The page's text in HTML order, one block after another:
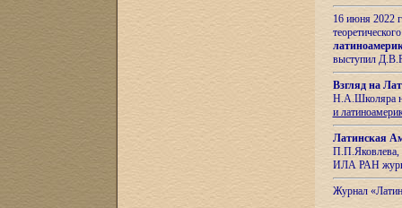
16 июня 2022
выступил
Взгляд на
Н.А.Школяра
и
Латинская
П.П.Яковлева,
ИЛА РАН
Журнал